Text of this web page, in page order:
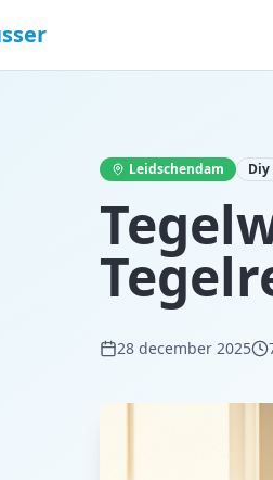
Leidschendam Diy
28 december 2025